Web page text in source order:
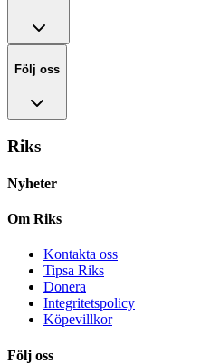
Följ oss
Riks
Nyheter
Om Riks
Kontakta oss
Tipsa Riks
Donera
Integritetspolicy
Köpevillkor
Följ oss